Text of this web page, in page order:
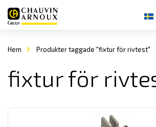
Hem Produkter taggade "fixtur för rivtest"
fixtur för